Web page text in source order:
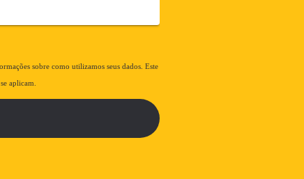
sobre como utilizamos seus dados. Este
aplicam.